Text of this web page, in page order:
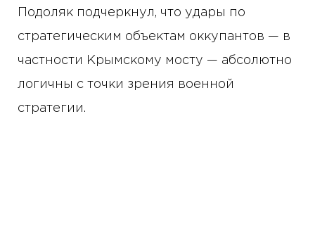
Подоляк подчеркнул, что удары по
стратегическим объектам оккупантов — в
частности Крымскому мосту — абсолютно
логичны с точки зрения военной
стратегии.